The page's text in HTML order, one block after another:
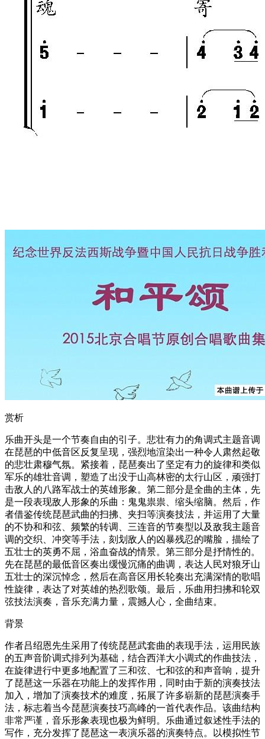
赏析
乐曲开头是一个节奏自由的引子。悲壮有力的角调式主题音调
在琵琶的中低音区反复呈现，强烈地渲染出一种令人肃然起敬
的悲壮肃穆气氛。紧接着，琵琶奏出了坚定有力的旋律和类似
军乐的雄壮音调，塑造了出没于山高林密的太行山区，顽强打
击敌人的八路军战士的英雄形象。第二部分是全曲的主体，先
是一段表现敌人形象的乐曲：鬼鬼祟祟、缩头缩脑。然后，作
者借鉴传统琵琶武曲的扫拂、夹扫等演奏技法，并运用了大量
的不协和和弦、频繁的转调、三连音的节奏型以及敌我主题音
调的交织、冲突等手法，刻划敌人的凶暴残忍的嘴脸，描绘了
五壮士的英勇不屈，浴血奋战的情景。第三部分是抒情性的。
先在琵琶的最低音区奏出缓慢沉痛的曲调，表达人民对狼牙山
五壮士的深沉悼念，然后在高音区用长轮奏出充满深情的歌唱
性旋律，表达了对英雄的热烈歌颂。最后，乐曲用扫拂和轮双
弦技法演奏，音乐充满力量，震撼人心，全曲结束。
背景
作者吕绍恩先生采用了传统琵琶武套曲的表现手法，运用民族
的五声音阶调式排列为基础，结合西洋大小调式的作曲技法，
在旋律进行中更多地配置了三和弦、七和弦的和声音响，提升
了琵琶这一乐器在功能上的发挥作用，同时由于新的演奏技法
加入，增加了演奏技术的难度，拓展了许多崭新的琵琶演奏手
法，标志着当今琵琶演奏技巧高峰的一首代表作品。该曲结构
非常严谨，音乐形象表现也极为鲜明。乐曲通过叙述性手法的
写作，充分发挥了琵琶这一表演乐器的演奏特点。以模拟性节